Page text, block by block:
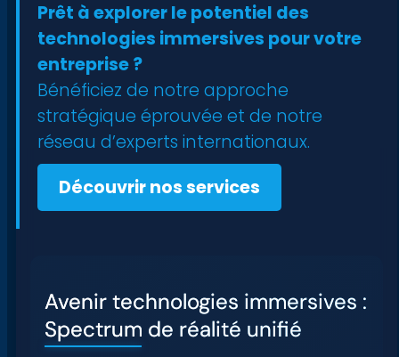
Prêt à explorer le potentiel des
technologies immersives pour votre
entreprise ?
Bénéficiez de notre approche
stratégique éprouvée et de notre
réseau d’experts internationaux.
Découvrir nos services
Avenir technologies immersives :
Spectrum de réalité unifié